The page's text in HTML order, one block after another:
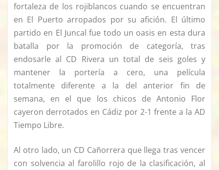
fortaleza de los rojiblancos cuando se encuentran
en El Puerto arropados por su afición. El último
partido en El Juncal fue todo un oasis en esta dura
batalla por la promoción de categoría, tras
endosarle al CD Rivera un total de seis goles y
mantener la portería a cero, una película
totalmente diferente a la del anterior fin de
semana, en el que los chicos de Antonio Flor
cayeron derrotados en Cádiz por 2-1 frente a la AD
Tiempo Libre.
Al otro lado, un CD Cañorrera que llega tras vencer
con solvencia al farolillo rojo de la clasificación, al